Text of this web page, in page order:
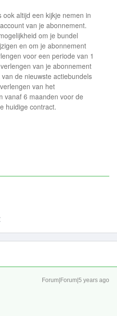
ook altijd een kijkje nemen in
account van je abonnement.
om je bundel
en om je abonnement
voor een periode van 1
van je abonnement
de nieuwste actiebundels
van het
vanaf 6 maanden voor de
huidige contract.
Forum|Forum|5 years ago